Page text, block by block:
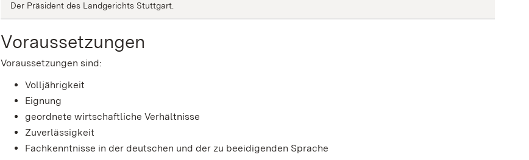
Der Präsident des Landgerichts Stuttgart.
Voraussetzungen
Voraussetzungen sind:
Volljährigkeit
Eignung
geordnete wirtschaftliche Verhältnisse
Zuverlässigkeit
Fachkenntnisse in der deutschen und der zu beeidigenden Sprache